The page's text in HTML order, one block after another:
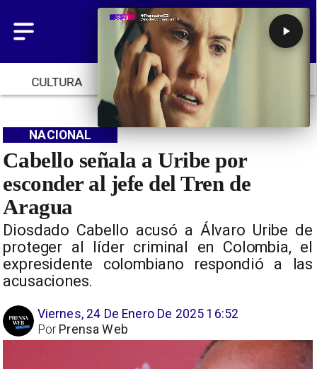
CULTURA TENDENCIAS
Cabello señala a Uribe por
esconder al jefe del Tren de
Aragua
Diosdado Cabello acusó a Álvaro Uribe de
proteger al líder criminal en Colombia, el
expresidente colombiano respondió a las
acusaciones.
NACIONAL
Viernes, 24 De Enero De 2025 16:52
Prensa Web
Por